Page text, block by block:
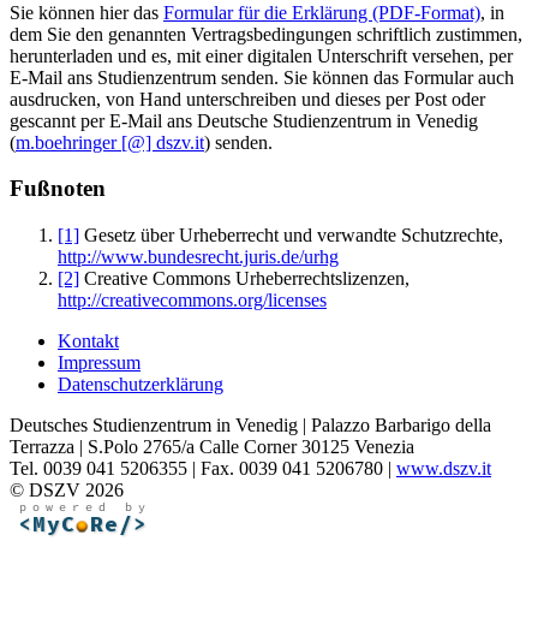
Sie können hier das Formular für die Erklärung (PDF-Format), in
dem Sie den genannten Vertragsbedingungen schriftlich zustimmen,
herunterladen und es, mit einer digitalen Unterschrift versehen, per
E-Mail ans Studienzentrum senden. Sie können das Formular auch
ausdrucken, von Hand unterschreiben und dieses per Post oder
gescannt per E-Mail ans Deutsche Studienzentrum in Venedig
(m.boehringer [@] dszv.it) senden.
Fußnoten
[1] Gesetz über Urheberrecht und verwandte Schutzrechte,
http://www.bundesrecht.juris.de/urhg
[2] Creative Commons Urheberrechtslizenzen,
http://creativecommons.org/licenses
Kontakt
Impressum
Datenschutzerklärung
Deutsches Studienzentrum in Venedig | Palazzo Barbarigo della
Terrazza | S.Polo 2765/a Calle Corner 30125 Venezia
Tel. 0039 041 5206355 | Fax. 0039 041 5206780 | www.dszv.it
© DSZV 2026